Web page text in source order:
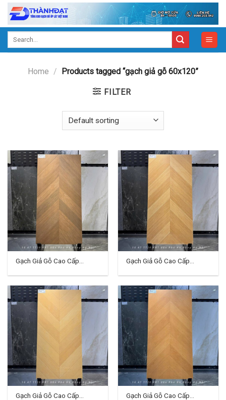
Skip
content
Home / Products tagged “gạch giả gỗ 60x120”
FILTER
Gạch Giả Gỗ Cao Cấp
Gạch Giả Gỗ Cao Cấp
Gạch Giả Gỗ Cao Cấp
Gạch Giả Gỗ Cao Cấp